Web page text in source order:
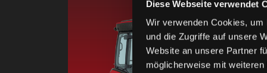
Diese Webseite verwendet
Wir verwenden Cookies,
und die Zugriffe auf unsere
Website an unsere Partner
möglicherweise mit